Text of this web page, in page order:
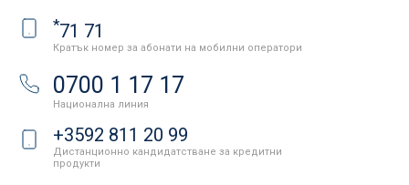
*71 71
Кратък номер за абонати на мобилни оператори
0700 1 17 17
Национална линия
+3592 811 20 99
Дистанционно кандидатстване за кредитни
продукти